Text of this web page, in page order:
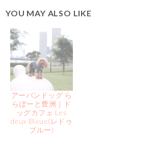
YOU MAY ALSO LIKE
アーバンドッグ ら
らぽーと豊洲｜ド
ッグカフェ Les
deux Bleue(レドゥ
ブルー)